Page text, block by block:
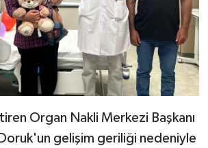
Organ Nakli Merkezi Başkanı
gelişim geriliği nedeniyle